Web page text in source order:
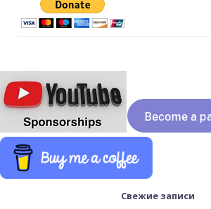
Свежие записи